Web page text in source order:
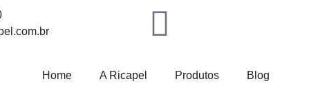
Home A Ricapel Produtos Blog